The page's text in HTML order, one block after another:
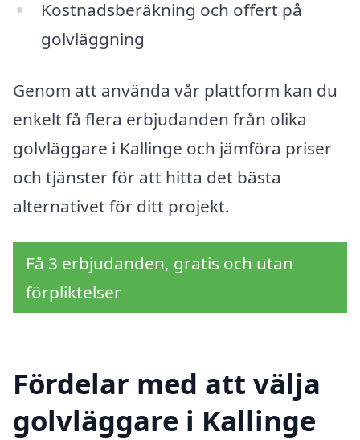
Kostnadsberäkning och offert på
golvläggning
Genom att använda vår plattform kan du
enkelt få flera erbjudanden från olika
golvläggare i Kallinge och jämföra priser
och tjänster för att hitta det bästa
alternativet för ditt projekt.
Få 3 erbjudanden, gratis och utan
förpliktelser
Fördelar med att välja
golvläggare i Kallinge